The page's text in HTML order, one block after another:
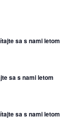
sa s nami letom
sa s nami letom
sa s nami letom